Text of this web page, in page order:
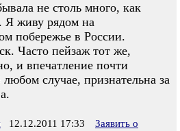
не столь много, как
Я живу рядом на
побережье в России.
Часто пейзаж тот же,
и впечатление почти
случае, признательна за
12.12.2011 17:33
Заявить о